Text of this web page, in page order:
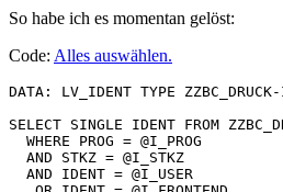
So habe ich es momentan gelöst:
Code: Alles auswählen.
DATA: LV_IDENT TYPE
SELECT SINGLE IDENT FROM
  WHERE PROG = @I_PROG
  AND STKZ = @I_STKZ
  AND IDENT = @I_USER